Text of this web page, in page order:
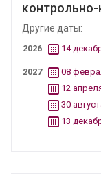
Другие даты:
2026 14
2027
08
12
30
13